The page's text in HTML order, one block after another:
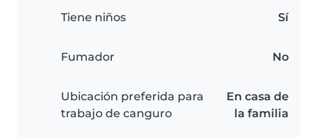
Tiene niños Sí
Fumador No
Ubicación preferida para
trabajo de canguro
En casa de
la familia